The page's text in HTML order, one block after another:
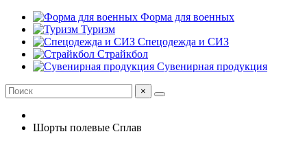
Форма для военных
Туризм
Спецодежда и СИЗ
Страйкбол
Сувенирная продукция
×
Шорты полевые Сплав